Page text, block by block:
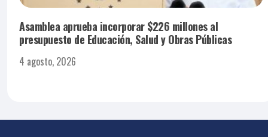
Asamblea aprueba incorporar $226 millones al
presupuesto de Educación, Salud y Obras Públicas
4 agosto, 2026